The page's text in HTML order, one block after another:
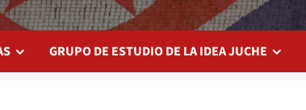
GRUPO DE ESTUDIO DE LA IDEA JUCHE